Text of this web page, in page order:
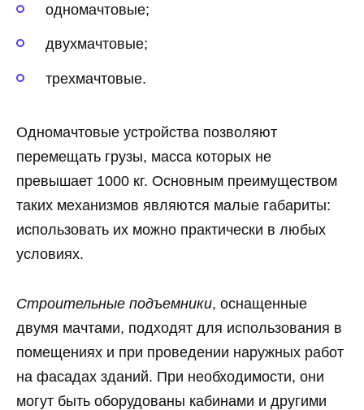
одномачтовые;
двухмачтовые;
трехмачтовые.
Одномачтовые устройства позволяют
перемещать грузы, масса которых не
превышает 1000 кг. Основным преимуществом
таких механизмов являются малые габариты:
использовать их можно практически в любых
условиях.
Cтроительные подъемники, оснащенные
двумя мачтами, подходят для использования в
помещениях и при проведении наружных работ
на фасадах зданий. При необходимости, они
могут быть оборудованы кабинами и другими